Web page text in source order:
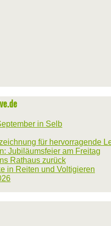
in Selb
für hervorragende
Jubiläumsfeier am Freitag
Rathaus zurück
in Reiten und Voltigieren